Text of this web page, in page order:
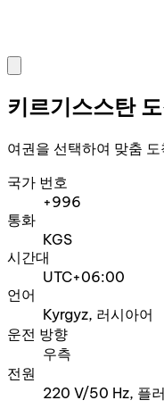
키르기스스탄
여권을 선택하여 맞춤
국가 번호
+996
통화
KGS
시간대
UTC+06:00
언어
Kyrgyz, 러시아어
운전 방향
우측
전원
220 V/50 Hz, 플